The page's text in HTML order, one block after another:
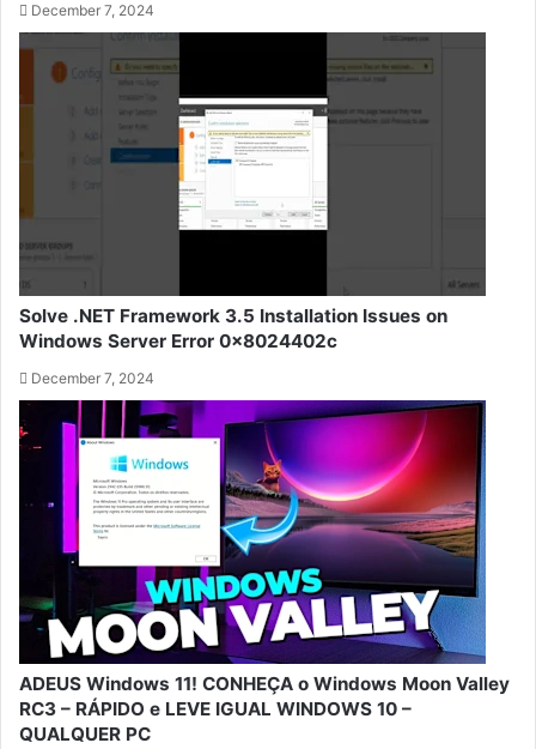
December 7, 2024
Solve .NET Framework 3.5 Installation Issues on
Windows Server Error 0x8024402c
December 7, 2024
ADEUS Windows 11! CONHEÇA o Windows Moon Valley
RC3 – RÁPIDO e LEVE IGUAL WINDOWS 10 –
QUALQUER PC